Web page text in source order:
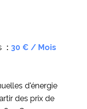
30 € / Mois
d'énergie
des prix de